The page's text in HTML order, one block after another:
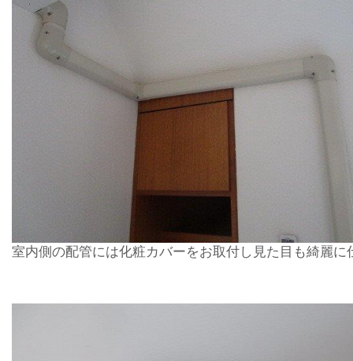
室内側の配管には化粧カバーをお取付し見た目も綺麗に